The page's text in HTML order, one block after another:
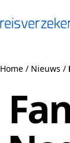
Home / Nieuws /